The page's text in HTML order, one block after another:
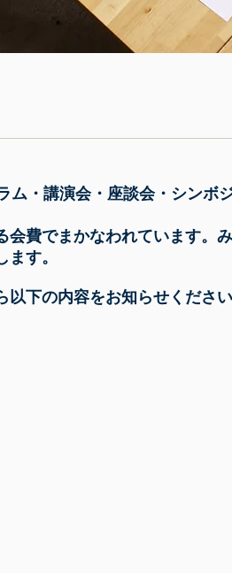
ム・講演会・座談会・シンボ
会費でまかなわれています。
す。
下の内容をお知らせください